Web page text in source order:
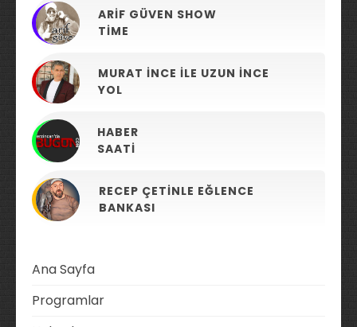
ARIF GÜVEN SHOW
TIME
MURAT İNCE ILE UZUN İNCE
YOL
HABER
SAATI
RECEP ÇETINLE EĞLENCE
BANKASI
Ana Sayfa
Programlar